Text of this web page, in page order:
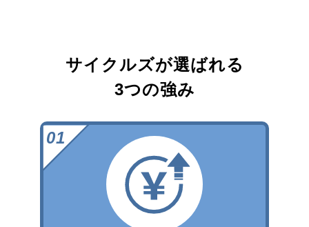
サイクルズが選ばれる
3つの強み